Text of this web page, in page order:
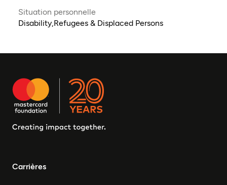
Situation personnelle
Disability,Refugees & Displaced Persons
Carrières